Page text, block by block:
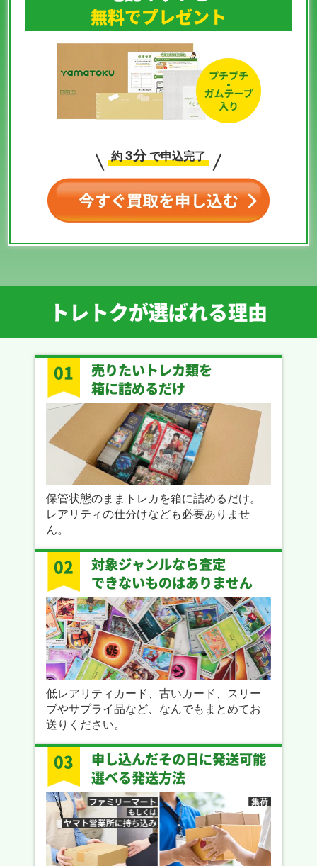
無料でプレゼント
約 3分 で申込完了
トレトクが選ばれる理由
売りたいトレカ類を
箱に詰めるだけ
保管状態のままトレカを箱に詰めるだけ。
レアリティの仕分けなども必要ありませ
ん。
01
対象ジャンルなら査定
できないものはありません
低レアリティカード、古いカード、スリー
ブやサプライ品など、なんでもまとめてお
送りください。
02
申し込んだその日に発送可能
選べる発送方法
03